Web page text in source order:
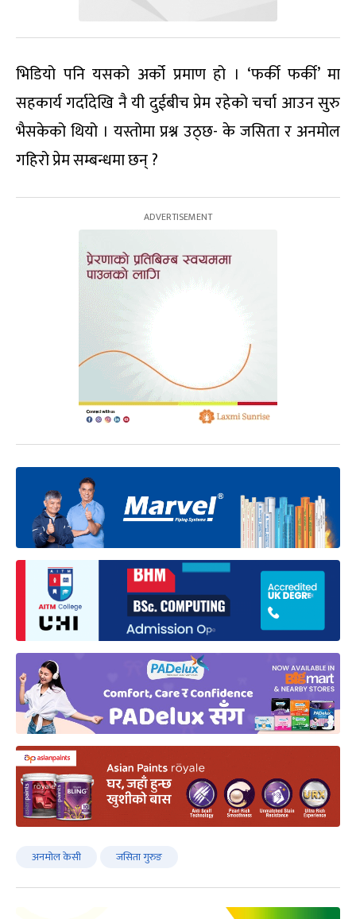
भिडियो पनि यसको अर्को प्रमाण हो । ‘फर्की फर्की’ मा
सहकार्य गर्दादेखि नै यी दुईबीच प्रेम रहेको चर्चा आउन सुरु
भैसकेको थियो । यस्तोमा प्रश्न उठ्छ- के जसिता र अनमोल
गहिरो प्रेम सम्बन्धमा छन् ?
अनमोल केसी जसिता गुरुङ